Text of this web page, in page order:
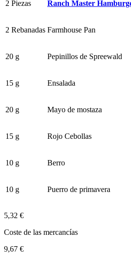
2 Piezas Ranch Master
2 Rebanadas Farmhouse Pan
20 g Pepinillos de Spreewald
15 g Ensalada
20 g Mayo de mostaza
15 g Rojo Cebollas
10 g Berro
10 g Puerro de primavera
5,32 €
Coste de las mercancías
9,67 €